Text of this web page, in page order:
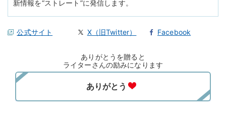
新情報を“ストレート”に発信します。
公式サイト X（旧Twitter） Facebook
ありがとうを贈ると
ライターさんの励みになります